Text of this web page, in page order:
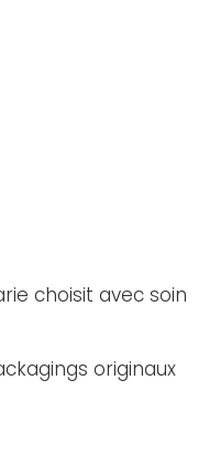
choisit avec soin
originaux